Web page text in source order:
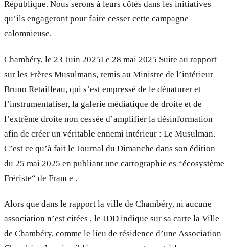
République. Nous serons à leurs côtés dans les initiatives
qu’ils engageront pour faire cesser cette campagne
calomnieuse.
Chambéry, le 23 Juin 2025Le 28 mai 2025 Suite au rapport
sur les Frères Musulmans, remis au Ministre de l’intérieur
Bruno Retailleau, qui s’est empressé de le dénaturer et
l’instrumentaliser, la galerie médiatique de droite et de
l’extrême droite non cessée d’amplifier la désinformation
afin de créer un véritable ennemi intérieur : Le Musulman.
C’est ce qu’à fait le Journal du Dimanche dans son édition
du 25 mai 2025 en publiant une cartographie es “écosystème
Frériste“ de France .
Alors que dans le rapport la ville de Chambéry, ni aucune
association n’est citées , le JDD indique sur sa carte la Ville
de Chambéry, comme le lieu de résidence d’une Association